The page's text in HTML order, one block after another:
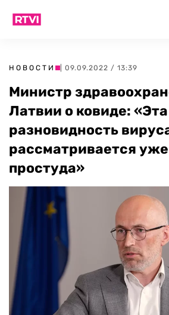
НОВОСТИ | 09.09.2022 / 13:39
Министр
Латвии о ковиде: «Эта
разновидность
рассматривается
простуда»